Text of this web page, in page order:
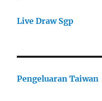
Live Draw Sgp
Pengeluaran Taiwan